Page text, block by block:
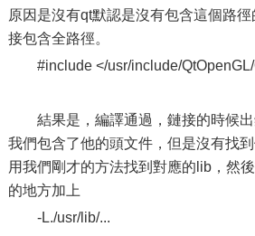
原因是沒有qt默認是沒有包含這個路
接包含全路徑。
#include </usr/include/
結果是，編譯通過，鏈接的時候
我們包含了他的頭文件，但是沒有找
用我們剛才的方法找到對應的lib，然
的地方加上
-L./usr/lib/...